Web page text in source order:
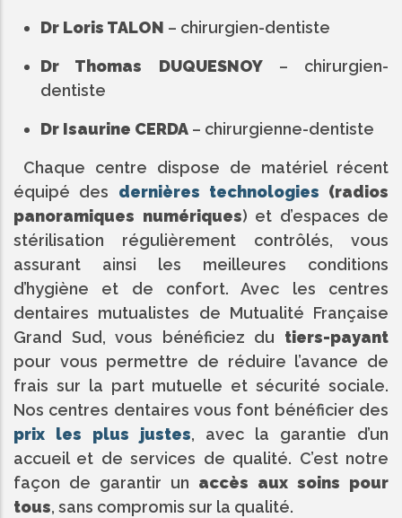
Dr Loris TALON – chirurgien-dentiste
Dr Thomas DUQUESNOY– chirurgien-
dentiste
Dr Isaurine CERDA – chirurgienne-dentiste
Chaque centre dispose de matériel récent
équipé des dernières technologies (radios
panoramiques numériques) et d’espaces de
stérilisation régulièrement contrôlés, vous
assurant ainsi les meilleures conditions
d’hygiène et de confort. Avec les centres
dentaires mutualistes de Mutualité Française
Grand Sud, vous bénéficiez du tiers-payant
pour vous permettre de réduire l’avance de
frais sur la part mutuelle et sécurité sociale.
Nos centres dentaires vous font bénéficier des
prix les plus justes, avec la garantie d’un
accueil et de services de qualité. C’est notre
façon de garantir un accès aux soins pour
tous, sans compromis sur la qualité.